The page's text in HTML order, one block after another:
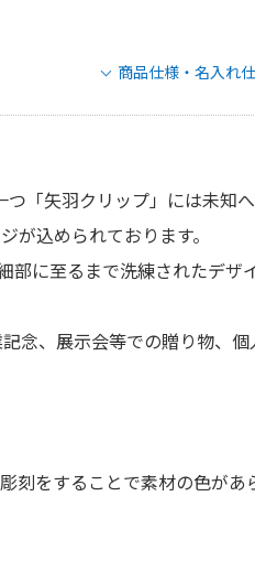
商品仕様・名入れ
】パーカー IM コアラ
レーザー彫刻
側面
には商品の個体差や名入れ位置・色に
「矢羽クリップ」には未知
が込められております。
部に至るまで洗練されたデザ
念、展示会等での贈り物、個
をすることで素材の色があ